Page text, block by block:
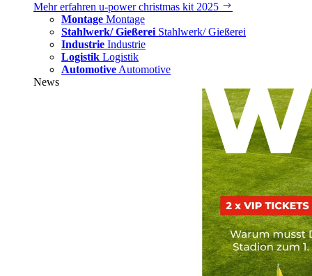
Mehr erfahren u‑power christmas kit 2025
Montage Montage
Stahlwerk/ Gießerei Stahlwerk/ Gießerei
Industrie Industrie
Logistik Logistik
Automotive Automotive
News